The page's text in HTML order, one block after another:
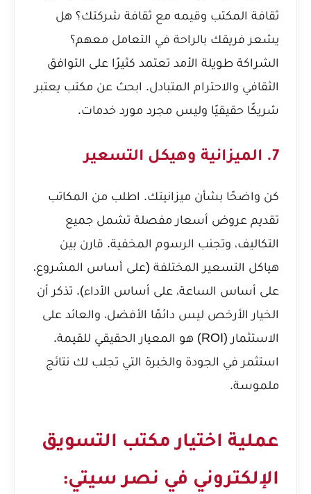
ثقافة المكتب وقيمه مع ثقافة شركتك؟ هل
يشعر فريقك بالراحة في التعامل معهم؟
الشراكة طويلة الأمد تعتمد كثيرًا على التوافق
الثقافي والاحترام المتبادل. ابحث عن مكتب يعتبر
شريكًا حقيقيًا وليس مجرد مورد خدمات.
7. الميزانية وهيكل التسعير
كن واضحًا بشأن ميزانيتك. اطلب من المكاتب
تقديم عروض أسعار مفصلة تشمل جميع
التكاليف، وتجنب الرسوم المخفية. قارن بين
هياكل التسعير المختلفة (على أساس المشروع،
على أساس الساعة، على أساس الأداء). تذكر أن
الخيار الأرخص ليس دائمًا الأفضل، والعائد على
الاستثمار (ROI) هو المعيار الحقيقي للقيمة.
استثمر في الجودة والخبرة التي تجلب لك نتائج
ملموسة.
عملية اختيار مكتب التسويق
الإلكتروني في نصر سيتي: